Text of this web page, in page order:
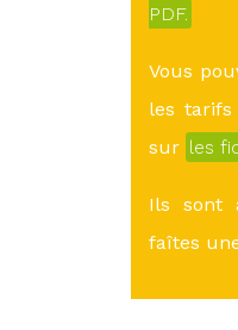
PDF.
Vous
les
sur les
Ils sont
faîtes